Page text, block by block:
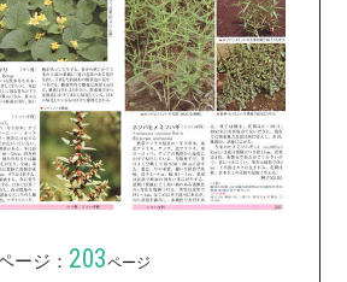
ージ： 203ページ